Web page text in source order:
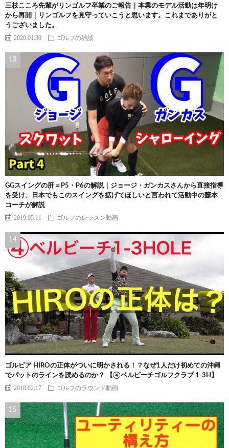
三枝こころ先輩がリンゴルフ卒業のご報告｜本業のモデル活動は年明け
から再開｜リンゴルフを見守っていこうと思います。これまでありがと
うございました。
2020.01.30 ゴルフの雑談
GGスイングの肝＝P5・P6の解説｜ジョージ・ガンカスさんから直接指導
を受け、日本でもこのスイングを拡げてほしいと言われて活動中の藤本
コーチが解説
2019.05.11 ゴルフのレッスン動画
ゴルピア HIROの正体がついに明かされる！？なぜ1人だけ初めての沖縄
でパットのラインを読めるのか？ 【④ベルビーチゴルフクラブ 1-3H】
2018.02.17 ゴルフのラウンド動画